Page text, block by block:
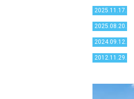
2025.11.17.
2025.08.20.
2024.09.12.
2012.11.29.